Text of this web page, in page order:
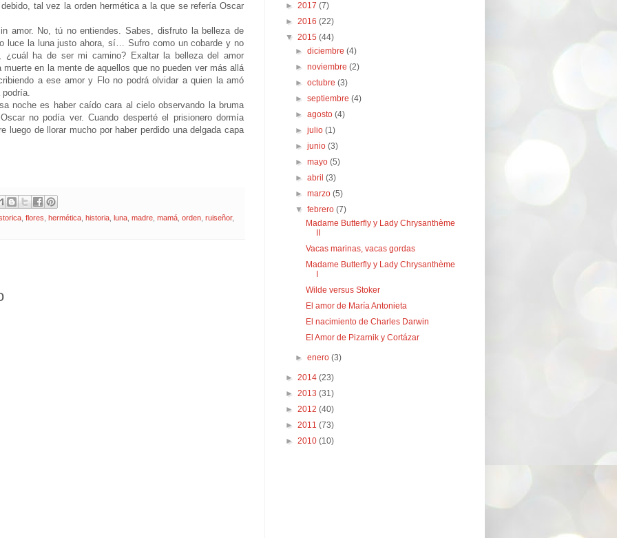
tal vez la orden hermética a la que se refería Oscar
amor. No, tú no entiendes. Sabes, disfruto la belleza de
luce la luna justo ahora, sí… Sufro como un cobarde y no
¿cuál ha de ser mi camino? Exaltar la belleza del amor
en la mente de aquellos que no pueden ver más allá
a ese amor y Flo no podrá olvidar a quien la amó
podría.
noche es haber caído cara al cielo observando la bruma
no podía ver. Cuando desperté el prisionero dormía
luego de llorar mucho por haber perdido una delgada capa
flores hermética historia luna madre mamá orden ruiseñor,
► 2017 (7)
► 2016 (22)
▼ 2015 (44)
►diciembre(4)
►noviembre(2)
►octubre(3)
►septiembre(4)
►agosto(4)
►julio(1)
►junio(3)
►mayo(5)
►abril(3)
►marzo(5)
▼febrero(7)
Madame Butterfly y Lady Chrysanthème
Vacas marinas, vacas gordas
Madame Butterfly y Lady Chrysanthème
Wilde versus Stoker
El amor de María Antonieta
El nacimiento de Charles Darwin
El Amor de Pizarnik y Cortázar
►enero(3)
► 2014 (23)
► 2013 (31)
► 2012 (40)
► 2011 (73)
► 2010 (10)